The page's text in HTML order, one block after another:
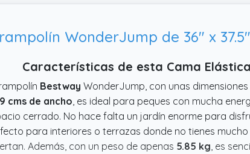
WonderJump de 36" x
Características de esta Cama
Bestway WonderJump, con unas
cms de ancho , es ideal para peques con mucha
cerrado. No hace falta un jardín enorme para
para interiores o terrazas donde no tienes
Además, con un peso de apenas 5.85 kg , es